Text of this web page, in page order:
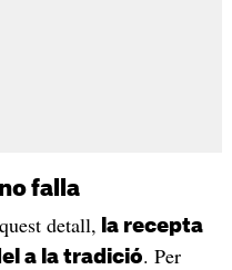
falla
detall, la recepta
a la tradició. Per